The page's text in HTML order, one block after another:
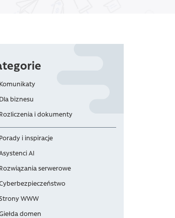
Komunikaty
Dla biznesu
Rozliczenia i dokumenty
Porady i inspiracje
AI
Rozwiązania serwerowe
WWW
domen